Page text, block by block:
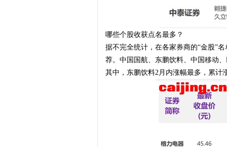
哪些个股收获点名最多？
据不完全统计，在各家券商的“金股”
荐。中国国航、东鹏饮料、中国移动
其中，东鹏饮料2月内涨幅最多，累计